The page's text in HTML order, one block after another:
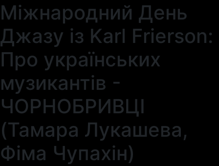
Міжнародний День
Джазу із Karl Frierson:
Про українських
музикантів -
ЧОРНОБРИВЦІ
(Тамара Лукашева,
Фіма Чупахін)